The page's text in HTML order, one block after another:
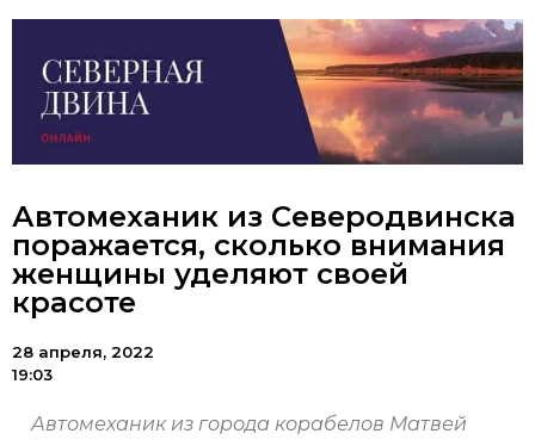
Автомеханик из Северодвинска
поражается, сколько внимания
женщины уделяют своей
красоте
28 апреля, 2022
19:03
Автомеханик из города корабелов Матвей